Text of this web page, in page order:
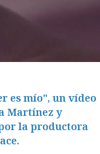
es mío", un vídeo
Martínez y
la productora